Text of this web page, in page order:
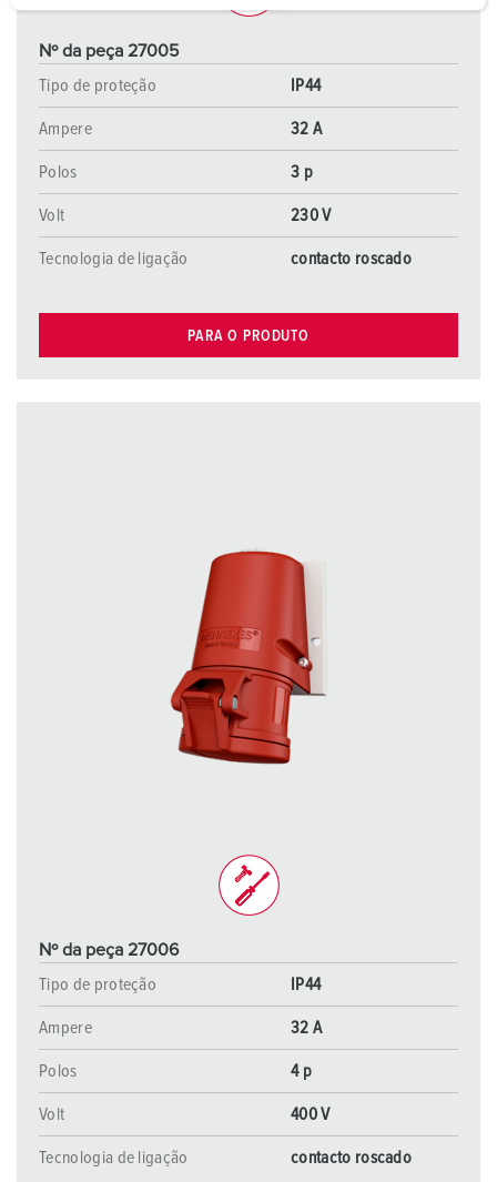
Nº da peça 27005
Tipo de proteção
IP44
Ampere 32 A
Polos 3 p
Volt 230 V
Tecnologia de ligação contacto roscado
PARA O PRODUTO
Nº da peça 27006
Tipo de proteção
IP44
Ampere 32 A
Polos 4 p
Volt 400 V
Tecnologia de ligação contacto roscado